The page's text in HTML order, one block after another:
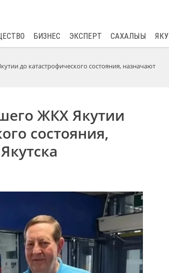
БИЗНЕС ЭКСПЕРТ САХАЛЫЫ
до катастрофического состояния, назначают
ЖКХ Якутии
состояния,